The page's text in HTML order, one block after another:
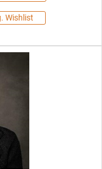
Wishlist